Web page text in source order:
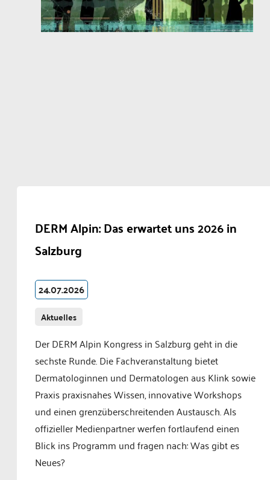
DERM Alpin: Das erwartet uns 2026 in
Salzburg
24.07.2026
Aktuelles
Der DERM Alpin Kongress in Salzburg geht in die
sechste Runde. Die Fachveranstaltung bietet
Dermatologinnen und Dermatologen aus Klink sowie
Praxis praxisnahes Wissen, innovative Workshops
und einen grenzüberschreitenden Austausch. Als
offizieller Medienpartner werfen fortlaufend einen
Blick ins Programm und fragen nach: Was gibt es
Neues?